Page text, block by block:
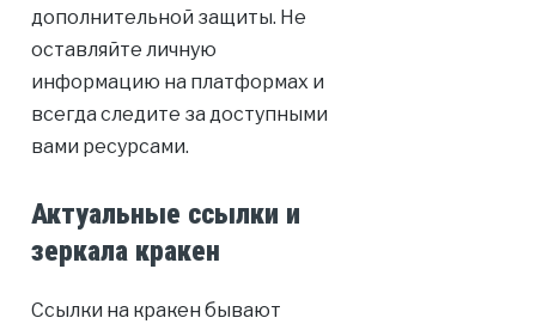
дополнительной защиты. Не
оставляйте личную
информацию на платформах и
всегда следите за доступными
вами ресурсами.
Актуальные ссылки и
зеркала кракен
Ссылки на кракен бывают